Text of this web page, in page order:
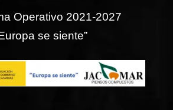
Operativo 2021-2027
se siente”